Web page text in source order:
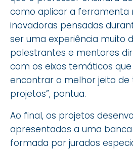
como aplicar a ferramenta
inovadoras pensadas
ser uma experiência muito
palestrantes e mentores
com os eixos temáticos
encontrar o melhor jeito de
projetos”, pontua.
Ao final, os projetos
apresentados a uma
formada por jurados